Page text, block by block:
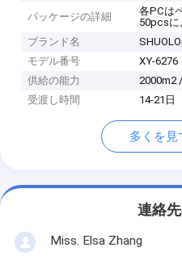
パッケージの詳細
各PCは
50pcsに
ブランド名
モデル番号
XY-6276
供給の能力
2000m2
受渡し時間
14-21日
多くを見
連絡
Miss. Elsa Zhang